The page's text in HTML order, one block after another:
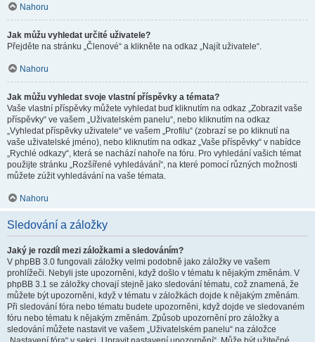
Nahoru
Jak můžu vyhledat určité uživatele?
Přejděte na stránku „Členové“ a klikněte na odkaz „Najít uživatele“.
Nahoru
Jak můžu vyhledat svoje vlastní příspěvky a témata?
Vaše vlastní příspěvky můžete vyhledat buď kliknutím na odkaz „Zobrazit vaše
příspěvky“ ve vašem „Uživatelském panelu“, nebo kliknutím na odkaz
„Vyhledat příspěvky uživatele“ ve vašem „Profilu“ (zobrazí se po kliknutí na
vaše uživatelské jméno), nebo kliknutím na odkaz „Vaše příspěvky“ v nabídce
„Rychlé odkazy“, která se nachází nahoře na fóru. Pro vyhledání vašich témat
použijte stránku „Rozšířené vyhledávání“, na které pomocí různých možnosti
můžete zúžit vyhledávání na vaše témata.
Nahoru
Sledování a záložky
Jaký je rozdíl mezi záložkami a sledováním?
V phpBB 3.0 fungovali záložky velmi podobně jako záložky ve vašem
prohlížeči. Nebyli jste upozorněni, když došlo v tématu k nějakým změnám. V
phpBB 3.1 se záložky chovají stejně jako sledování tématu, což znamená, že
můžete být upozorněni, když v tématu v záložkách dojde k nějakým změnám.
Při sledování fóra nebo tématu budete upozorněni, když dojde ve sledovaném
fóru nebo tématu k nějakým změnám. Způsob upozornění pro záložky a
sledování můžete nastavit ve vašem „Uživatelském panelu“ na záložce